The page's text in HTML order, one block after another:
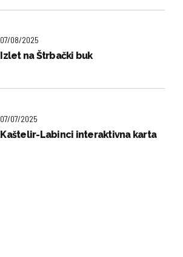
07/08/2025
Izlet na Štrbački buk
07/07/2025
Kaštelir-Labinci interaktivna karta